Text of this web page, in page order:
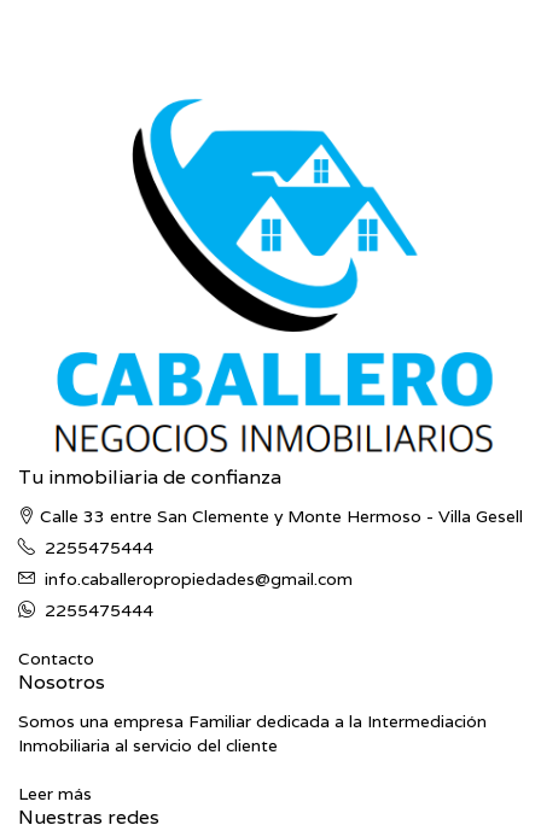
Tu inmobiliaria de confianza
Calle 33 entre San Clemente y Monte Hermoso - Villa Gesell
2255475444
info.caballeropropiedades@gmail.com
2255475444
Contacto
Nosotros
Somos una empresa Familiar dedicada a la Intermediación
Inmobiliaria al servicio del cliente
Leer más
Nuestras redes